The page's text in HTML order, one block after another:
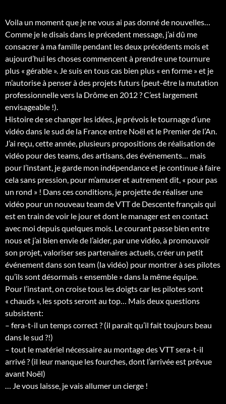
Voila un moment que je ne vous ai pas donné de nouvelles…
Comme je le disais dans le précedent message, j’ai dû me
consacrer à ma famille pendant les deux précédents mois et
aujourd’hui les choses commencent à prendre une tournure
plus « gérable ». Je suis en tous cas bien plus « en forme » et je
m’autorise à penser à des projets futurs (peut-être la mutation
professionnelle vers la Drôme en 2012 ? C’est largement
envisageable !).
Histoire de se changer les idées, je prévois le tournage d’une
vidéo dans le sud de la France entre Noël et le Premier de l’An.
J’ai reçu, cette année, plusieurs propositions de réalisation de
vidéo pour des teams, des artisans, des événements… mais
pour l’instant, je garde mon indépendance et je continue à faire
cela sans pression, pour m’amuser et autrement dit, « pour pas
un rond » ! Dans ces conditions, je projette de réaliser une
vidéo pour un nouveau team de VTT de Descente français qui
est en train de voir le jour et dont le manager est en contact
avec moi depuis quelques mois. Le courant passe bien entre
nous et j’ai bien envie de l’aider, par une vidéo, à promouvoir
son projet, valoriser ses partenaires actuels, créer un petit
événement dans son team (la vidéo) pour montrer à ses pilotes
qu’ils sont désormais « ensemble » dans la même équipe.
Pour l’instant, on croise tous les doigts car les pilotes sont
« chauds », les spots seront au top… Mais deux questions
subsistent:
– fera-t-il un temps correct ? (il paraît qu’il fait toujours beau
dans le sud ?!)
– tout le matériel nécessaire au montage des VTT sera-t-il
arrivé ? (il leur manque les fourches, dont l’arrivée est prêvue
avant Noël)
… Je vous laisse, je vais allumer un cierge !